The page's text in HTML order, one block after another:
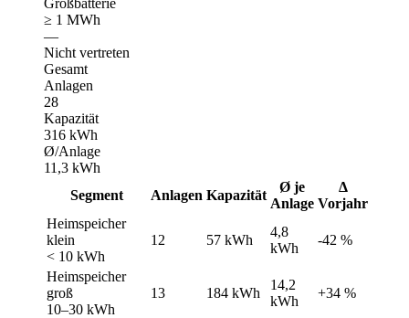
≥ 1 MWh
—
Nicht vertreten
Gesamt
Anlagen
28
Kapazität
316 kWh
Ø/Anlage
11,3 kWh
Segment
Anlagen Kapazität
Ø je
Anlage
Δ
Vorjahr
Heimspeicher
klein
< 10 kWh
12 57 kWh
4,8
kWh
-42 %
Heimspeicher
groß
10–30 kWh
13 184 kWh
14,2
kWh
+34 %